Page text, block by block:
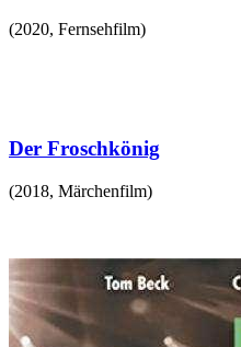
(2020, Fernsehfilm)
Der Froschkönig
(2018, Märchenfilm)